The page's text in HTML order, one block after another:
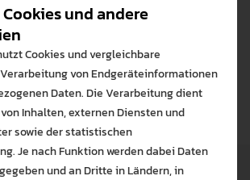
Spanisch
Kindergarten,
Portugiesisch
Valparaíso
Kindergarten,
Deutsch, Spanisch
Asunción
Elementarstufe,
Deutsch, Spanisch
Sevilla
Sevilla "Albrecht Dürer"
Lehramt
und andere
Cookies und vergleichbare
von Endgeräteinformationen
Daten. Die Verarbeitung dient
Inhalten, externen Diensten und
sowie der statistischen
Je nach Funktion werden dabei Daten
und an Dritte in Ländern, in